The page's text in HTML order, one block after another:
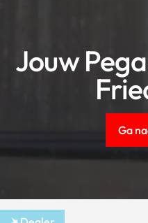
Jouw
Ga